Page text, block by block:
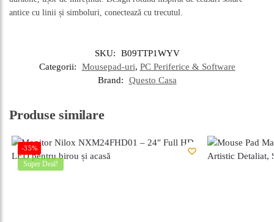
antice cu linii și simboluri, conectează cu trecutul.
SKU:
B09TTP1WYV
Categorii:
Mousepad-uri, PC Periferice & Software
Brand:
Questo Casa
Produse similare
-35%
Super Deal!